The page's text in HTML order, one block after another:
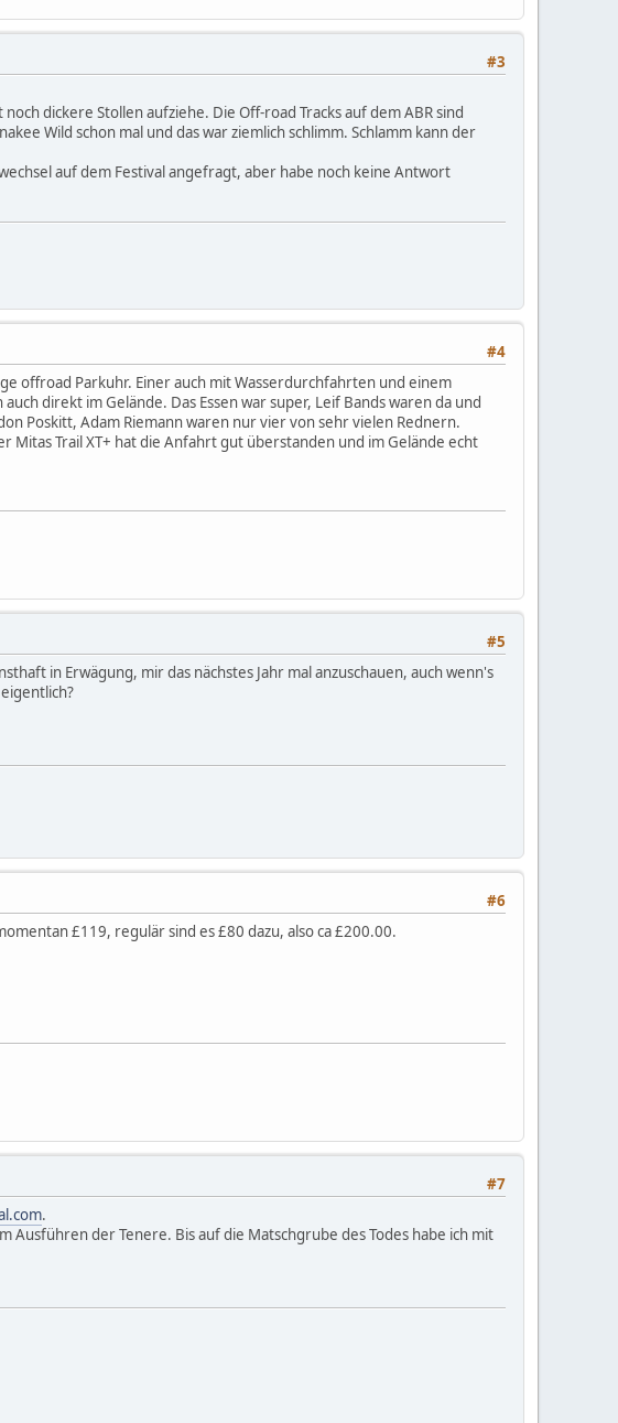
#3
dickere Stollen aufziehe. Die Off-road Tracks auf dem ABR sind
Wild schon mal und das war ziemlich schlimm. Schlamm kann der
auf dem Festival angefragt, aber habe noch keine Antwort
#4
offroad Parkuhr. Einer auch mit Wasserdurchfahrten und einem
direkt im Gelände. Das Essen war super, Leif Bands waren da und
Poskitt, Adam Riemann waren nur vier von sehr vielen Rednern.
Mitas Trail XT+ hat die Anfahrt gut überstanden und im Gelände echt
#5
in Erwägung, mir das nächstes Jahr mal anzuschauen, auch wenn's
#6
£119, regulär sind es £80 dazu, also ca £200.00.
#7
.
Ausführen der Tenere. Bis auf die Matschgrube des Todes habe ich mit